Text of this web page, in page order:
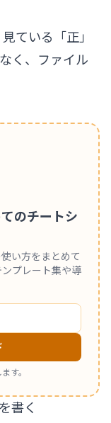
ている「正」
く、ファイル
のチートシ
い方をまとめて
プレート集や導
す。
書く